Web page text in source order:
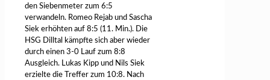
den Siebenmeter zum 6:5
verwandeln. Romeo Rejab und Sascha
Siek erhöhten auf 8:5 (11. Min.). Die
HSG Dilltal kämpfte sich aber wieder
durch einen 3-0 Lauf zum 8:8
Ausgleich. Lukas Kipp und Nils Siek
erzielte die Treffer zum 10:8. Nach